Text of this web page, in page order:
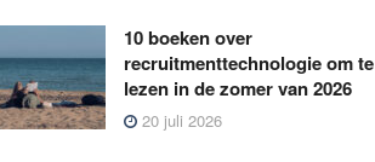
10 boeken over
recruitmenttechnologie om te
lezen in de zomer van 2026
20 juli 2026